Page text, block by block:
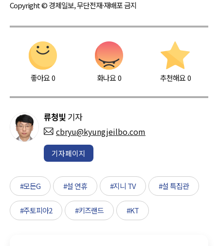
Copyright © 경제일보, 무단전재·재배포 금지
좋아요0 화나요0 추천해요 0
류청빛 기자
cbryu@kyungjeilbo.com
기자페이지
#모든G #설 연휴 #지니 TV #설 특집관
#주토피아2 #키즈랜드 #KT